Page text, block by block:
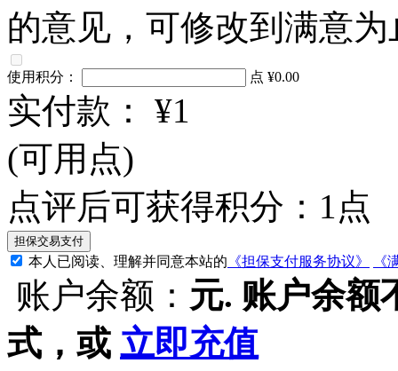
的意见，可修改到满意为
使用积分： 点 ¥0.00
实付款：
¥1
(可用 点)
点评后可获得积分： 1 点
本人已阅读、理解并同意本站的 《担保支付服务协议》 《
账户余额： 元. 账户余额
式，或 立即充值